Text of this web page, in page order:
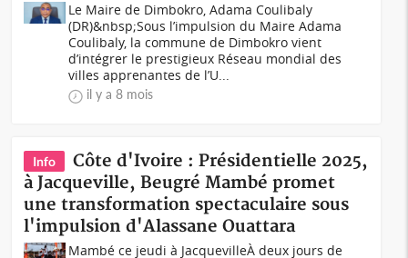
Le Maire de Dimbokro, Adama Coulibaly
(DR)&nbsp;Sous l’impulsion du Maire Adama
Coulibaly, la commune de Dimbokro vient
d’intégrer le prestigieux Réseau mondial des
villes apprenantes de l’U...
il y a 8 mois
Info
Côte d'Ivoire : Présidentielle 2025,
à Jacqueville, Beugré Mambé promet
une transformation spectaculaire sous
l'impulsion d'Alassane Ouattara
Mambé ce jeudi à JacquevilleÀ deux jours de